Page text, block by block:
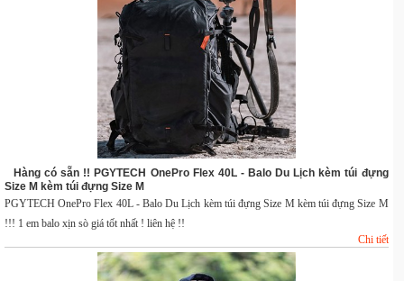
Hàng có sẵn !! PGYTECH OnePro Flex 40L - Balo Du Lịch kèm túi đựng
Size M kèm túi đựng Size M
PGYTECH OnePro Flex 40L - Balo Du Lịch kèm túi đựng Size M kèm túi đựng Size M
!!! 1 em balo xịn sò giá tốt nhất ! liên hệ !!
Chi tiết